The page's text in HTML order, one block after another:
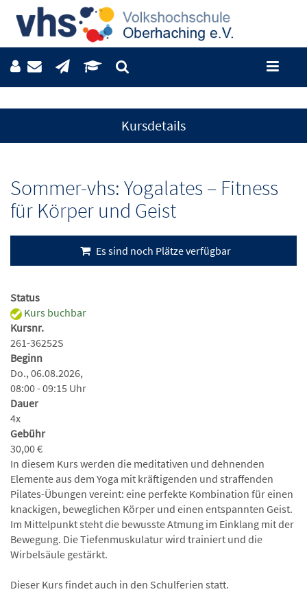
Kursdetails
Sommer-vhs: Yogalates – Fitness
für Körper und Geist
Es sind noch Plätze verfügbar
Status
Kurs buchbar
Kursnr.
261-36252S
Beginn
Do., 06.08.2026,
08:00 - 09:15 Uhr
Dauer
4x
Gebühr
30,00 €
In diesem Kurs werden die meditativen und dehnenden
Elemente aus dem Yoga mit kräftigenden und straffenden
Pilates-Übungen vereint: eine perfekte Kombination für einen
knackigen, beweglichen Körper und einen entspannten Geist.
Im Mittelpunkt steht die bewusste Atmung im Einklang mit der
Bewegung. Die Tiefenmuskulatur wird trainiert und die
Wirbelsäule gestärkt.
Dieser Kurs findet auch in den Schulferien statt.